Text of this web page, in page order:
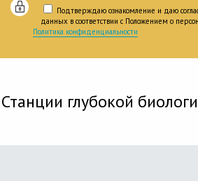
Подтверждаю ознакомление и даю
данных в соответствии с Положением о
Политика конфиденциальности
Станции глубокой